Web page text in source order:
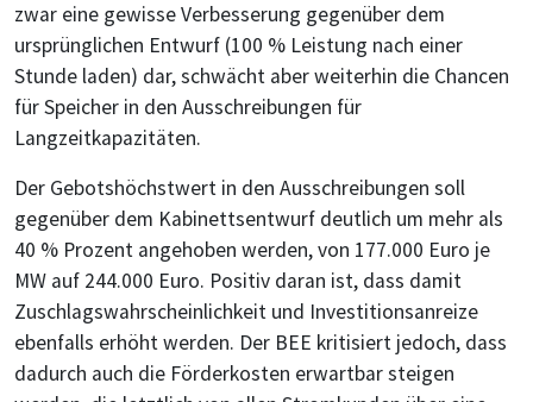
zwar eine gewisse Verbesserung gegenüber dem
ursprünglichen Entwurf (100 % Leistung nach einer
Stunde laden) dar, schwächt aber weiterhin die Chancen
für Speicher in den Ausschreibungen für
Langzeitkapazitäten.
Der Gebotshöchstwert in den Ausschreibungen soll
gegenüber dem Kabinettsentwurf deutlich um mehr als
40 % Prozent angehoben werden, von 177.000 Euro je
MW auf 244.000 Euro. Positiv daran ist, dass damit
Zuschlagswahrscheinlichkeit und Investitionsanreize
ebenfalls erhöht werden. Der BEE kritisiert jedoch, dass
dadurch auch die Förderkosten erwartbar steigen